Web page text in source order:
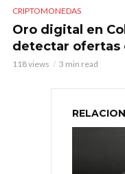
CRIPTOMONEDAS
Oro digital en
detectar ofertas
118 views 3 min read